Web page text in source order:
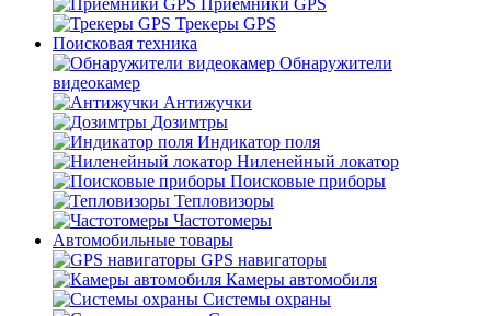
Приёмники GPS
Трекеры GPS
Поисковая техника
Обнаружители
видеокамер
Антижучки
Дозимтры
Индикатор поля
Ниленейный локатор
Поисковые приборы
Тепловизоры
Частотомеры
Автомобильные товары
GPS навигаторы
Камеры автомобиля
Системы охраны